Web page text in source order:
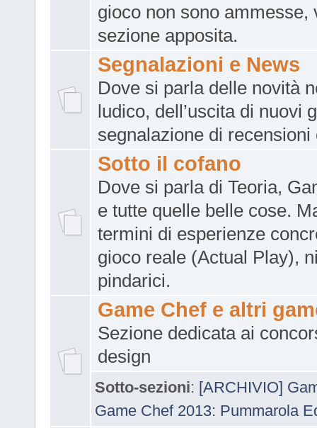
gioco non sono ammesse,
sezione apposita.
Segnalazioni e News
Dove si parla delle novità
ludico, dell’uscita di nuovi
segnalazione di
Sotto il cofano
Dove si parla di Teoria,
e tutte quelle belle cose.
termini di esperienze
gioco reale (Actual Play),
pindarici.
Game Chef e altri
Sezione dedicata ai
design
Sotto-sezioni: [ARCHIVIO]
Game Chef 2013: Pummarola